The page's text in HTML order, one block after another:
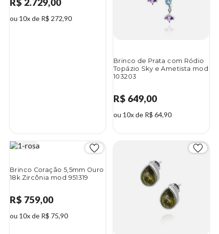
ou 10x de R$ 272,90
Brinco de Prata com Ródio
Topázio Sky e Ametista mod
103203
R$ 649,00
ou 10x de R$ 64,90
Brinco Coração 5,5mm Ouro
18k Zircônia mod 951319
R$ 759,00
ou 10x de R$ 75,90